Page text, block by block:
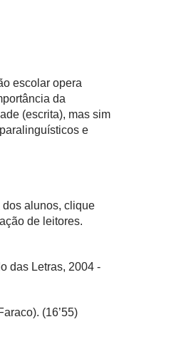
escolar opera
da
(escrita), mas sim
e
dos alunos, clique
de leitores.
das Letras, 2004 -
(16’55)